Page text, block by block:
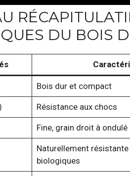
DU BOIS
Bois dur et compact
Résistance aux chocs
Fine, grain droit à ondulé
Naturellement
biologiques